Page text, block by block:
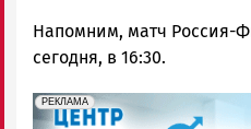
Напомним, матч Россия-
сегодня, в 16:30.
erid: 2SDnjek5YUa
РЕКЛАМА
Реклама